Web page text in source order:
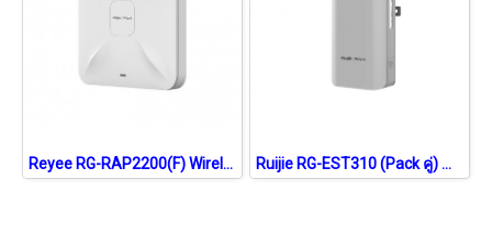
Reyee RG-RAP2200(F) Wireless Access Point ac Wave 2, Port 100Mbps, Cloud Control Ruijie RG-EST310 (Pack คู่) Wireless Bridge 5GHz Dual-stream 802.11ac